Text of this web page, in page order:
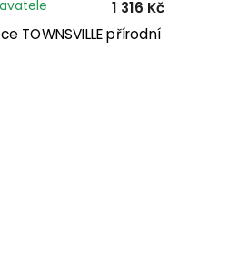
TOWNSVILLE přírodní
1 316 Kč